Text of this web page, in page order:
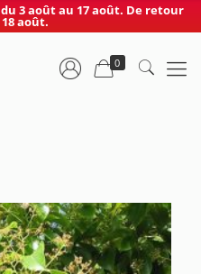
du 3 août au 17 août. De retour
août.
0